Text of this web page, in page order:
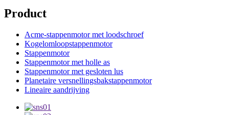
Product
Acme-stappenmotor met loodschroef
Kogelomloopstappenmotor
Stappenmotor
Stappenmotor met holle as
Stappenmotor met gesloten lus
Planetaire versnellingsbakstappenmotor
Lineaire aandrijving